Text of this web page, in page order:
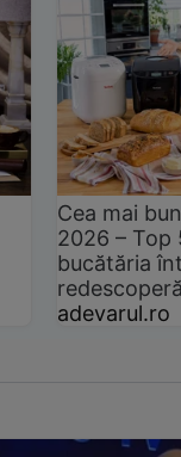
Cea mai
2026 –
bucătăria
adevarul.ro